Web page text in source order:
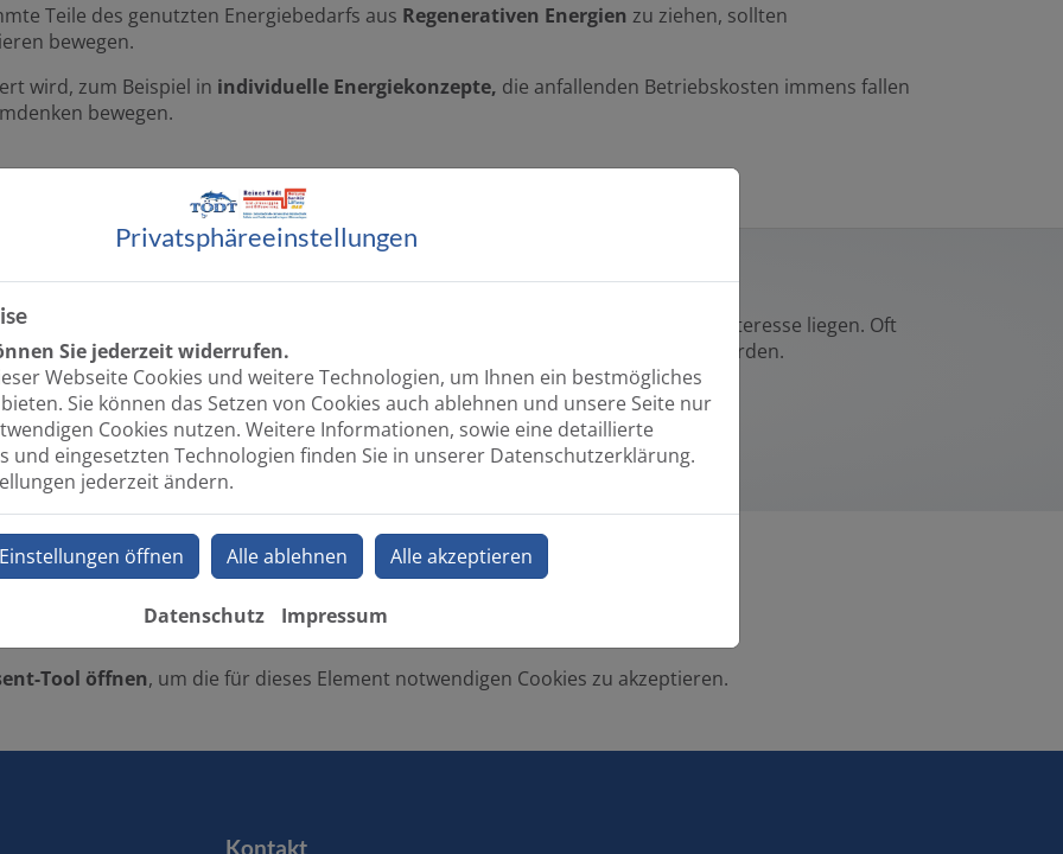
Teile des genutzten Energiebedarfs aus Regenerativen Energien zu ziehen, sollten
bewegen.
wird, zum Beispiel in individuelle Energiekonzepte, die anfallenden Betriebskosten immens fallen
bewegen.
und Gewinne zu maximieren, sollte bei jedem Unternehmer im Geschäftsinteresse liegen. Oft
nur erkannt werden. Zudem können Fördermittel vom Staat beantragt werden.
für die Umwelt, für Sie!
Tool öffnen, um die für dieses Element notwendigen Cookies zu akzeptieren.
Kontakt
Privatsphäre­einstellungen
Sie jederzeit widerrufen.
Webseite Cookies und weitere Technologien, um Ihnen ein bestmögliches
Sie können das Setzen von Cookies auch ablehnen und unsere Seite nur
Cookies nutzen. Weitere Informationen, sowie eine detaillierte
und eingesetzten Technologien finden Sie in unserer Datenschutzerklärung.
jederzeit ändern.
Einstellungen öffnen Alle ablehnen Alle akzeptieren
Datenschutz Impressum